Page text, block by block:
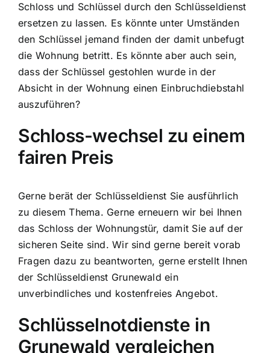
Schloss und Schlüssel durch den Schlüsseldienst
ersetzen zu lassen. Es könnte unter Umständen
den Schlüssel jemand finden der damit unbefugt
die Wohnung betritt. Es könnte aber auch sein,
dass der Schlüssel gestohlen wurde in der
Absicht in der Wohnung einen Einbruchdiebstahl
auszuführen?
Schloss-wechsel zu einem
fairen Preis
Gerne berät der Schlüsseldienst Sie ausführlich
zu diesem Thema. Gerne erneuern wir bei Ihnen
das Schloss der Wohnungstür, damit Sie auf der
sicheren Seite sind. Wir sind gerne bereit vorab
Fragen dazu zu beantworten, gerne erstellt Ihnen
der Schlüsseldienst Grunewald ein
unverbindliches und kostenfreies Angebot.
Schlüsselnotdienste in
Grunewald vergleichen